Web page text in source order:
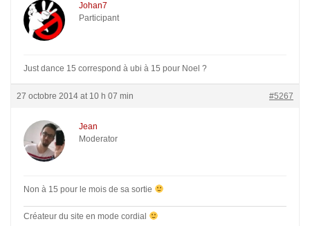
Johan7
Participant
Just dance 15 correspond à ubi à 15 pour Noel ?
27 octobre 2014 at 10 h 07 min #5267
Jean
Moderator
Non à 15 pour le mois de sa sortie
Créateur du site en mode cordial